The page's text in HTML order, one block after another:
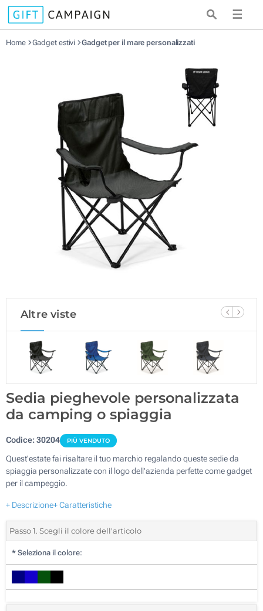
☰
Home Gadget estivi Gadget per il mare personalizzati
Altre viste
Sedia pieghevole personalizzata
da camping o spiaggia
Codice:30204 PIÙ VENDUTO
Quest'estate fai risaltare il tuo marchio regalando queste sedie da
spiaggia personalizzate con il logo dell'azienda perfette come gadget
per il campeggio.
+ Descrizione+ Caratteristiche
Passo 1. Scegli il colore dell'articolo
* Seleziona il colore: